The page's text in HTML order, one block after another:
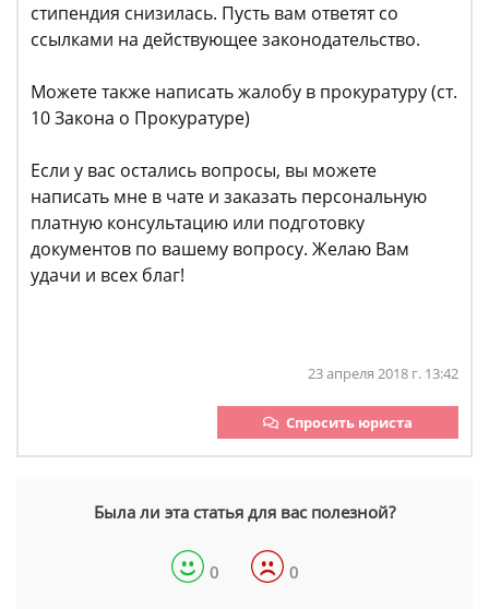
стипендия снизилась. Пусть вам ответят со
ссылками на действующее законодательство.
Можете также написать жалобу в прокуратуру (ст.
10 Закона о Прокуратуре)
Если у вас остались вопросы, вы можете
написать мне в чате и заказать персональную
платную консультацию или подготовку
документов по вашему вопросу. Желаю Вам
удачи и всех благ!
23 апреля 2018 г. 13:42
Спросить юриста
Была ли эта статья для вас полезной?
0 0